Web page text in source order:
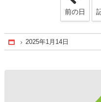
前の日
Home
2025年1月14日